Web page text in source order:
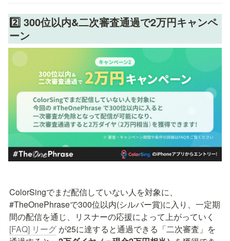
2️⃣ 300位以内&二次審査通過で2万円キャンペ
ーン
ColorSingでまだ配信していない人を対象に、
#TheOnePhraseで300位以内(シルバー賞)に入り、一定期
間の配信を通じ、リスナーの応援によって上がっていく
[FAQ] リーグ が25に達すると通過できる「二次審査」を